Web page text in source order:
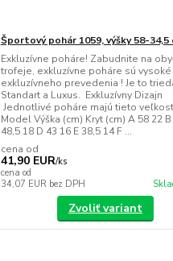
Športový pohár 1059, výšky 58-34,5
Exkluzívne poháre! Zabudnite na
trofeje, exkluzívne poháre sú
exkluzívneho prevedenia ! Je to
Standart a Luxus. Exkluzívny Dizajn
Jednotlivé poháre majú tieto
Model Výška (cm) Kryt (cm) A 58 22 B
48,5 18 D 43 16 E 38,5 14 F ...
cena od
41,90 EUR/ks
cena od
34,07 EUR bez DPH
Zvoliť variant